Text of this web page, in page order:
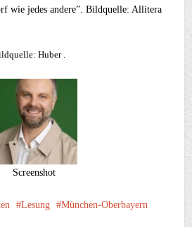
wie jedes andere”. Bildquelle: Allitera
Huber .
Screenshot
Lesung
München-Oberbayern